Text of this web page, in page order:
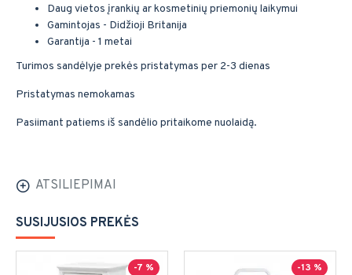
Daug vietos įrankių ar kosmetinių priemonių laikymui
Gamintojas - Didžioji Britanija
Garantija - 1 metai
Turimos sandėlyje prekės pristatymas per 2-3 dienas
Pristatymas nemokamas
Pasiimant patiems iš sandėlio pritaikome nuolaidą.
ATSILIEPIMAI
SUSIJUSIOS PREKĖS
-7 % -13 %